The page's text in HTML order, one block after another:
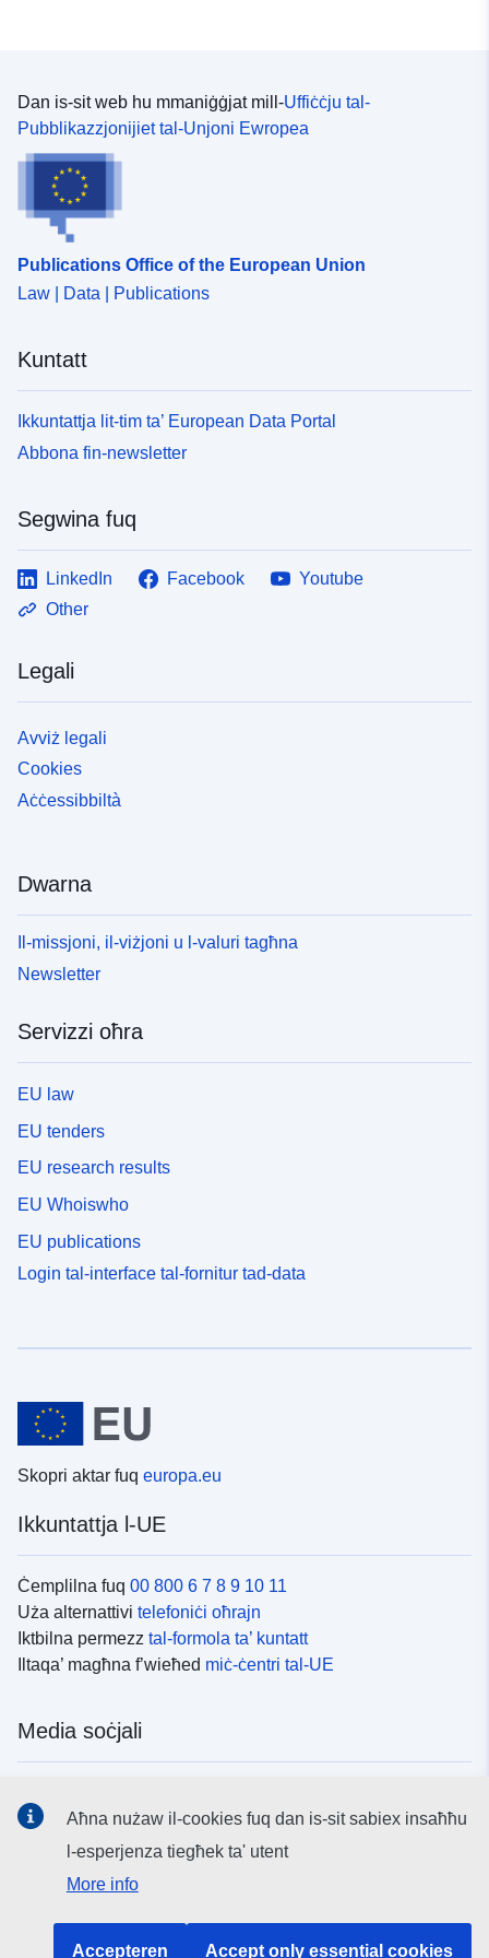
Identifikaturi:
https://registry.gdi-
de.org/id/de.bb.metadata/
uriRef:
Perjodiċità tad-
Dan is-sit web hu mmaniġġjat mill-Uffiċċju tal-
Pubblikazzjonijiet tal-Unjoni Ewropea
Publications Office of the European Union
Law | Data | Publications
Kuntatt
Ikkuntattja lit-tim ta’ European Data Portal
Abbona fin-newsletter
Segwina fuq
LinkedIn Facebook
Youtube
Other
Legali
Avviż legali
Cookies
Aċċessibbiltà
Dwarna
Il-missjoni, il-viżjoni u l-valuri tagħna
Newsletter
Servizzi oħra
EU law
EU tenders
EU research results
EU Whoiswho
EU publications
Login tal-interface tal-fornitur tad-data
Skopri aktar fuq europa.eu
Ikkuntattja l-UE
Ċemplilna fuq 00 800 6 7 8 9 10 11
Uża alternattivi telefoniċi oħrajn
Iktbilna permezz tal-formola ta’ kuntatt
Iltaqa’ magħna f’wieħed miċ-ċentri tal-UE
Media soċjali
L-istituzzjonijiet u l-korpi tal-UE
Aħna nużaw il-cookies fuq dan is-sit sabiex insaħħu
l-esperjenza tiegħek ta' utent
More info
Accepteren Accept only essential cookies